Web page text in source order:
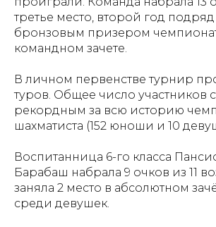
третье место, второй год подряд
бронзовым призером
командном зачете.
В личном первенстве турнир
туров. Общее число участников
рекордным за всю историю
шахматиста (152 юноши и 10
Воспитанница 6-го класса
Барабаш набрала 9 очков из 11
заняла 2 место в абсолютном
среди девушек.